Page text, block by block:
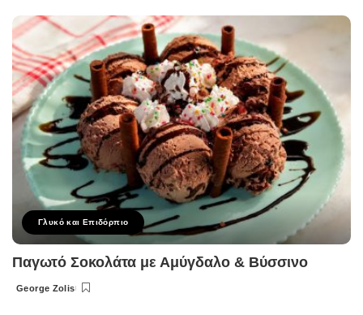
Γλυκό και Επιδόρπιο
Παγωτό Σοκολάτα με Αμύγδαλο & Βύσσινο
Posted
George Zolis